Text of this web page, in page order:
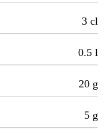
3 cl
0.5 l
20 g
5 g